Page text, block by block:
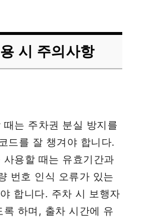
시 주의사항
는 주차권 분실 방지를
드를 잘 챙겨야 합니다.
용할 때는 유효기간과
번호 인식 오류가 있는
합니다. 주차 시 보행자
하며, 출차 시간에 유